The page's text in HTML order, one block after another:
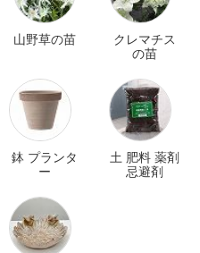
山野草の苗
クレマチス
の苗
鉢 プランタ
ー
土 肥料 薬剤
忌避剤